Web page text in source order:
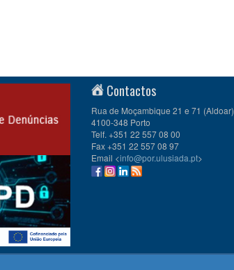
Contactos
Rua de Moçambique 21 e 71 (Aldoar)
4100-348 Porto
Telf. +351 22 557 08 00
Fax +351 22 557 08 97
Email <info@por.ulusiada.pt>